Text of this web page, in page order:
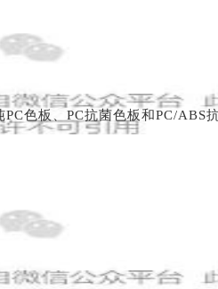
色板、PC抗菌色板和PC/ABS